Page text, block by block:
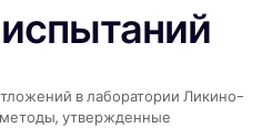
в лаборатории Ликино-
утвержденные